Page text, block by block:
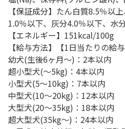
【保証成分】たん白質8.5％以
1.0％以下、灰分4.0％以下、水
【エネルギー】151kcal/100g
【給与方法】【1日当たりの給与
幼犬(生後6ヶ月～)：2本以内
超小型犬(～5kg)：4本以内
小型犬(5～10kg)：7本以内
中型犬(10～20kg)：12本以内
大型犬(20～35kg)：18本以内
超大型犬(35kg～)：24本以内